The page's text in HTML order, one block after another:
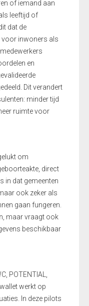
of iemand aan
leeftijd of
dat de
voor inwoners als
en
Dit verandert
minder tijd
ruimte voor
om
direct
in dat gemeenten
ook zeker als
gaan fungeren.
maar vraagt ook
beschikbaar
POTENTIAL,
werkt op
In deze pilots